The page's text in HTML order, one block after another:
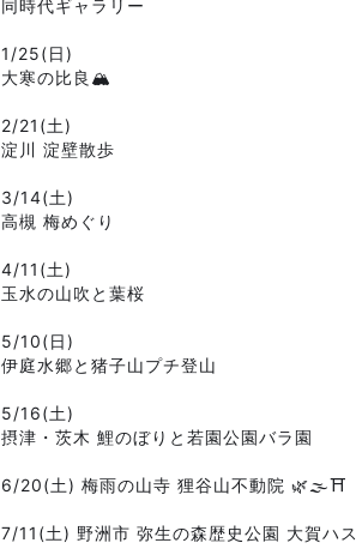
同時代ギャラリー
1/25(日)
大寒の比良🏔️
2/21(土)
淀川 淀壁散歩
3/14(土)
高槻 梅めぐり
4/11(土)
玉水の山吹と葉桜
5/10(日)
伊庭水郷と猪子山プチ登山
5/16(土)
摂津・茨木 鯉のぼりと若園公園バラ園
6/20(土) 梅雨の山寺 狸谷山不動院 🌿🌫️⛩️
7/11(土) 野洲市 弥生の森歴史公園 大賀ハス